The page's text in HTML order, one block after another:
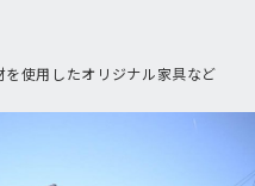
使用したオリジナル家具など